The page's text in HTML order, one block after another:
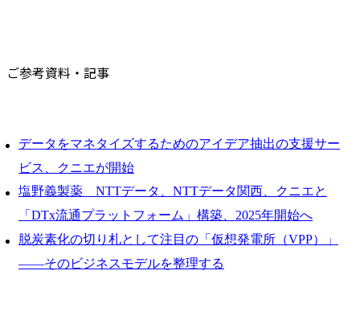
ご参考資料・記事
データをマネタイズするためのアイデア抽出の支援サー
ビス、クニエが開始
塩野義製薬 NTTデータ、NTTデータ関西、クニエと
「DTx流通プラットフォーム」構築、2025年開始へ
脱炭素化の切り札として注目の「仮想発電所（VPP）」
――そのビジネスモデルを整理する